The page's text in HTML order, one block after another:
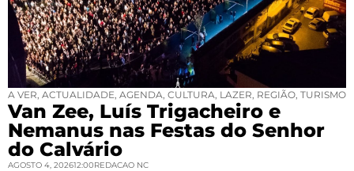
A VER ACTUALIDADE AGENDA CULTURA LAZER REGIÃO TURISMO
Van Zee, Luís Trigacheiro e
Nemanus nas Festas do Senhor
do Calvário
AGOSTO 4, 202612:00REDACAO NC